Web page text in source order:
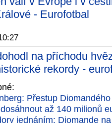
- Eurofotbal
na příchodu
rekordy -
Přestup
až 140 milionů
jednáním: Diomande